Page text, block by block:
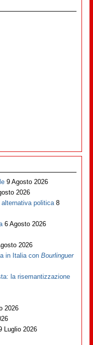
9 Agosto 2026
2026
politica 8
6 Agosto 2026
2026
in Italia conBourlinguer
la risemantizzazione
2026
Luglio 2026